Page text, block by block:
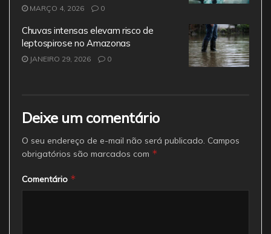
MARÇO 4, 2026 0
Chuvas intensas elevam risco de
leptospirose no Amazonas
JANEIRO 29, 2026 0
Deixe um comentário
O seu endereço de e-mail não será publicado. Campos
obrigatórios são marcados com *
Comentário *